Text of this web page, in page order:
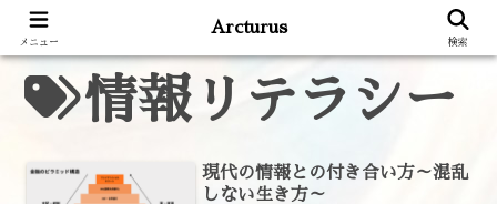
情報リテラシー
現代の情報との付き合い方～混乱
しない生き方～
メニュー
Arcturus
検索